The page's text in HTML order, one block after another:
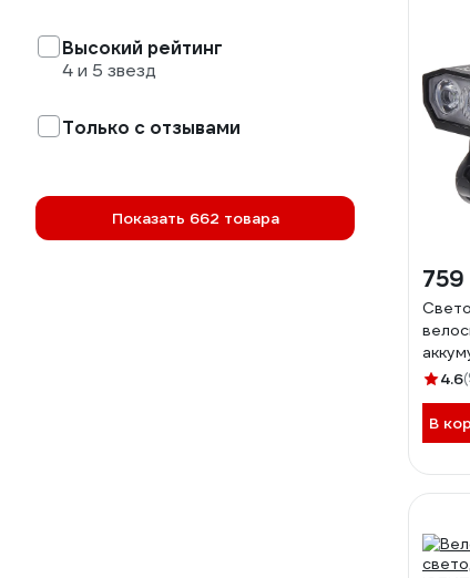
Высокий рейтинг
4 и 5 звезд
Только с отзывами
Показать 662 товара
759
КА-
4.6
В